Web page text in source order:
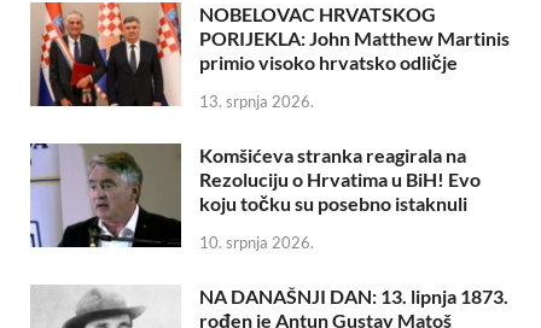
NOBELOVAC HRVATSKOG
PORIJEKLA: John Matthew Martinis
primio visoko hrvatsko odličje
13. srpnja 2026.
Komšićeva stranka reagirala na
Rezoluciju o Hrvatima u BiH! Evo
koju točku su posebno istaknuli
10. srpnja 2026.
NA DANAŠNJI DAN: 13. lipnja 1873.
rođen je Antun Gustav Matoš